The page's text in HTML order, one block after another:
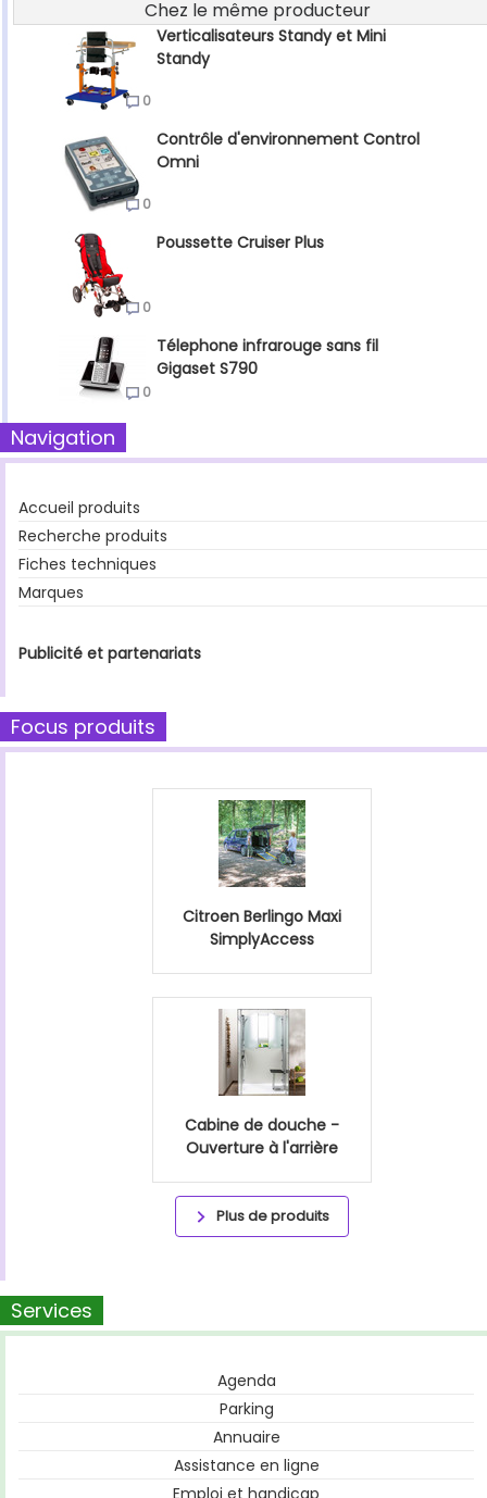
Chez le même producteur
Verticalisateurs Standy et Mini
Standy
0
Contrôle d'environnement Control
Omni
0
Poussette Cruiser Plus
0
Télephone infrarouge sans fil
Gigaset S790
0
Navigation
Accueil produits
Recherche produits
Fiches techniques
Marques
Publicité et partenariats
Focus produits
Citroen Berlingo Maxi
SimplyAccess
Cabine de douche -
Ouverture à l'arrière
Plus de produits
Services
Agenda
Parking
Annuaire
Assistance en ligne